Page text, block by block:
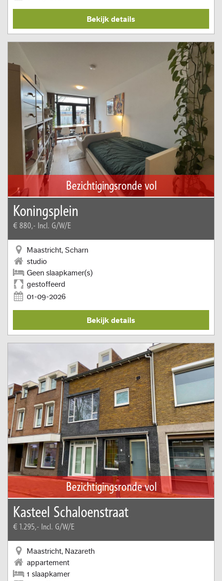
Bekijk details
Bezichtigingsronde vol
Koningsplein
€ 880,- Incl. G/W/E
Maastricht, Scharn
studio
Geen slaapkamer(s)
gestoffeerd
01-09-2026
Bekijk details
Bezichtigingsronde vol
Kasteel Schaloenstraat
€ 1.295,- Incl. G/W/E
Maastricht, Nazareth
appartement
1 slaapkamer